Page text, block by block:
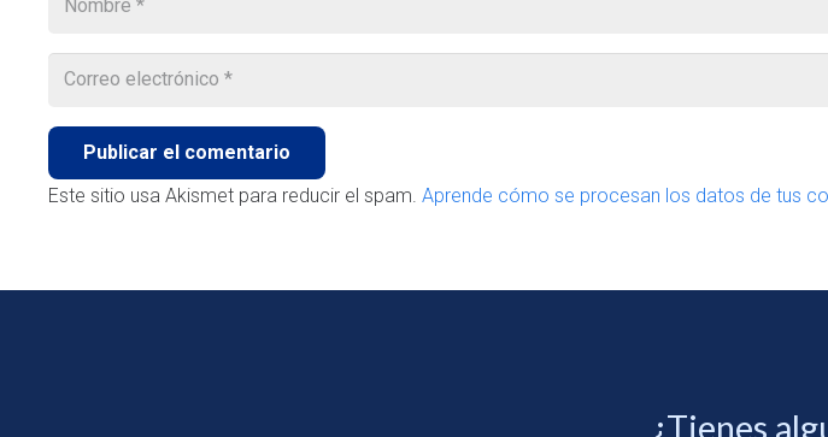
Publicar el comentario
Este sitio usa Akismet para reducir el spam. Aprende cómo se procesan los datos de tus
¿Tienes